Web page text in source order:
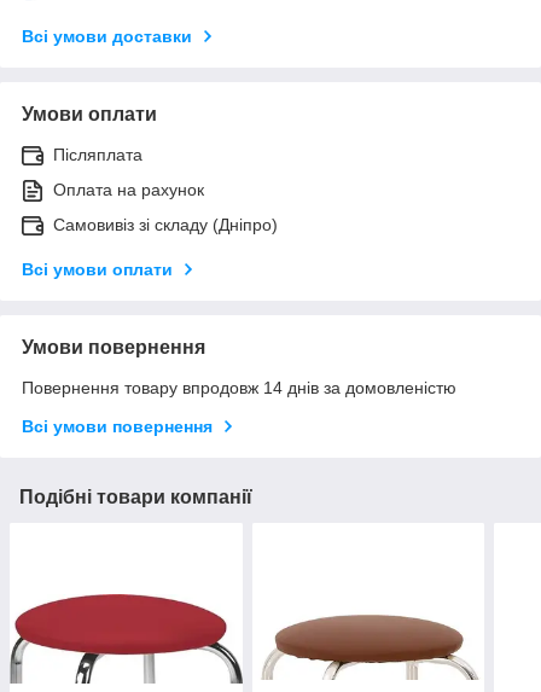
Всі умови доставки
Умови оплати
Післяплата
Оплата на рахунок
Самовивіз зі складу (Дніпро)
Всі умови оплати
Умови повернення
Повернення товару впродовж 14 днів за домовленістю
Всі умови повернення
Подібні товари компанії